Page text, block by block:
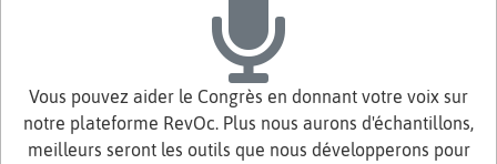
Vous pouvez aider le Congrès en donnant votre voix sur
notre plateforme RevOc. Plus nous aurons d'échantillons,
meilleurs seront les outils que nous développerons pour